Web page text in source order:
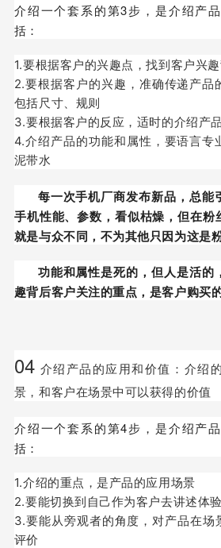
介绍一个套系的第3步，是介绍产
括：
1.要根据客户的兴趣点，找到客户兴
2.要根据客户的兴趣，准确传递产品
包括尺寸、规则
3.要根据客户的反应，适时的介绍产
4.介绍产品的功能和属性，要语言专
泥带水
每一次手机厂商发布新品，总能
手机性能、参数，看似枯燥，但在粉
就是与众不同，不为其他只因为这是
功能和属性是死的，但人是活的
趣背后客户关注的重点，是客户购买
04 介绍产品的应用和价值：介绍
景，和客户在场景中可以获得的价值
介绍一个套系的第4步，是介绍产
括：
1.介绍的重点，是产品的应用场景
2.要能切换到自己作为客户去讲述体
3.要能从旁观者的角度，对产品在场
评价